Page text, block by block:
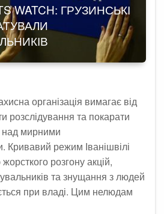
WATCH: ГРУЗИНСЬКІ
організація вимагає від
розслідування та покарати
над мирними
Кривавий режим Іванішвілі
розгону акцій,
та знущання з людей
при владі. Цим нелюдам